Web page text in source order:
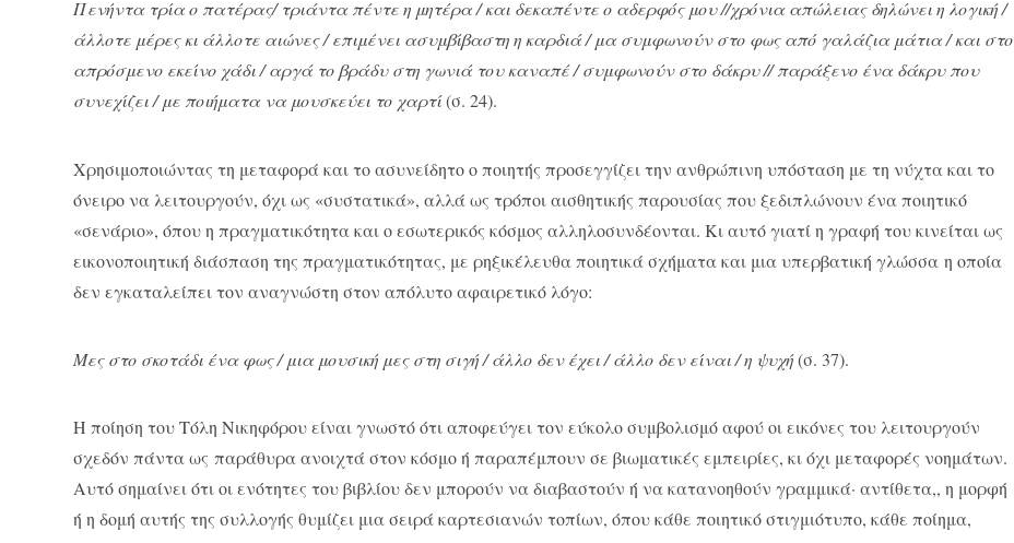
Πενήντα τρία ο πατέρας/ τριάντα πέντε η μητέρα / και δεκαπέντε ο αδερφός μου //χρόνια απώλειας δηλώνει η λογική /
άλλοτε μέρες κι άλλοτε αιώνες / επιμένει ασυμβίβαστη η καρδιά / μα συμφωνούν στο φως από γαλάζια μάτια / και στο
απρόσμενο εκείνο χάδι / αργά το βράδυ στη γωνιά του καναπέ / συμφωνούν στο δάκρυ // παράξενο ένα δάκρυ που
συνεχίζει / με ποιήματα να μουσκεύει το χαρτί(σ. 24).
Χρησιμοποιώντας τη μεταφορά και το ασυνείδητο ο ποιητής προσεγγίζει την ανθρώπινη υπόσταση με τη νύχτα και το
όνειρο να λειτουργούν, όχι ως «συστατικά», αλλά ως τρόποι αισθητικής παρουσίας που ξεδιπλώνουν ένα ποιητικό
«σενάριο», όπου η πραγματικότητα και ο εσωτερικός κόσμος αλληλοσυνδέονται. Κι αυτό γιατί η γραφή του κινείται ως
εικονοποιητική διάσπαση της πραγματικότητας, με ρηξικέλευθα ποιητικά σχήματα και μια υπερβατική γλώσσα η οποία
δεν εγκαταλείπει τον αναγνώστη στον απόλυτο αφαιρετικό λόγο:
Μες στο σκοτάδι ένα φως / μια μουσική μες στη σιγή / άλλο δεν έχει / άλλο δεν είναι / η ψυχή(σ. 37).
Η ποίηση του Τόλη Νικηφόρου είναι γνωστό ότι αποφεύγει τον εύκολο συμβολισμό αφού οι εικόνες του λειτουργούν
σχεδόν πάντα ως παράθυρα ανοιχτά στον κόσμο ή παραπέμπουν σε βιωματικές εμπειρίες, κι όχι μεταφορές νοημάτων.
Αυτό σημαίνει ότι οι ενότητες του βιβλίου δεν μπορούν να διαβαστούν ή να κατανοηθούν γραμμικά· αντίθετα,, η μορφή
ή η δομή αυτής της συλλογής θυμίζει μια σειρά καρτεσιανών τοπίων, όπου κάθε ποιητικό στιγμιότυπο, κάθε ποίημα,